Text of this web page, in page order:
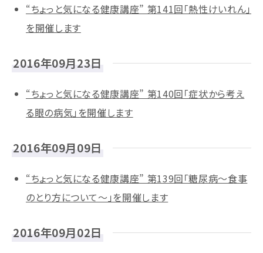
“ちょっと気になる健康講座” 第141回「熱性けいれん」
を開催します
2016年09月23日
“ちょっと気になる健康講座” 第140回「症状から考え
る眼の病気」を開催します
2016年09月09日
“ちょっと気になる健康講座” 第139回「糖尿病～食事
のとり方について～」を開催します
2016年09月02日